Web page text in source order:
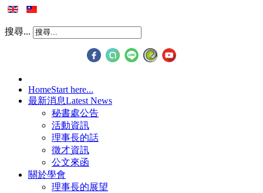
搜尋...
HomeStart here...
最新消息Latest News
秘書處公告
活動資訊
理事長的話
徵才資訊
公文來函
關於學會
理事長的展望